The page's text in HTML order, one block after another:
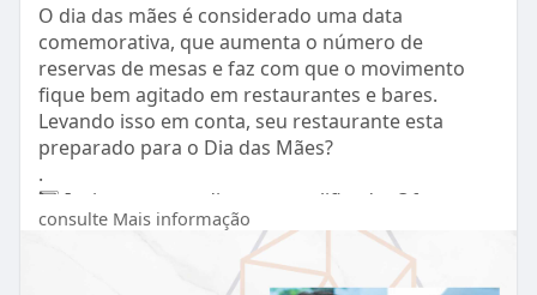
O dia das mães é considerado uma data
comemorativa, que aumenta o número de
reservas de mesas e faz com que o movimento
fique bem agitado em restaurantes e bares.
Levando isso em conta, seu restaurante esta
preparado para o Dia das Mães?
.
1️⃣ Invista em atendimento qualificado: Ofereça
um serviço ágil mas sem perder na qualidade.
Faça um treinamento com os garçons e contrate
alguns temporariamente.
consulte Mais informação